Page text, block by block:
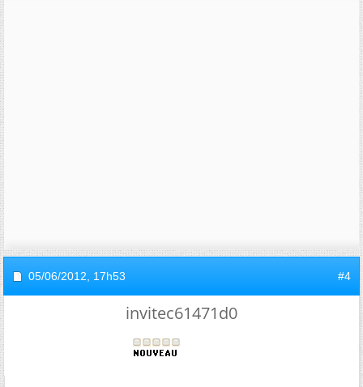
05/06/2012, 17h53 #4
invitec61471d0